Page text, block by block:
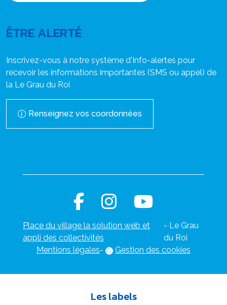
ÊTRE ALERTÉ
Inscrivez-vous à notre système d'Info-alertes pour
recevoir les informations importantes (SMS ou appel) de
la Le Grau du Roi
Renseignez vos coordonnées
Place du village la solution web et
appli des collectivités
- Le Grau
du Roi
Mentions légales- Gestion des cookies
Les labels